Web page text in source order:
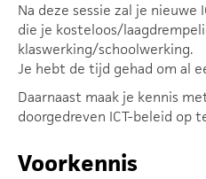
Na deze sessie zal je
die je kosteloos/
klaswerking/schoolwerking.
Je hebt de tijd gehad om al
Daarnaast maak je kennis
doorgedreven ICT-beleid op
Voorkennis